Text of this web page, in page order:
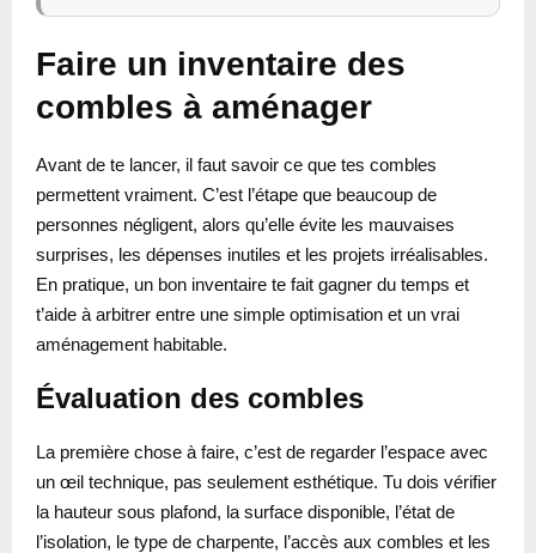
Faire un inventaire des
combles à aménager
Avant de te lancer, il faut savoir ce que tes combles
permettent vraiment. C’est l’étape que beaucoup de
personnes négligent, alors qu’elle évite les mauvaises
surprises, les dépenses inutiles et les projets irréalisables.
En pratique, un bon inventaire te fait gagner du temps et
t’aide à arbitrer entre une simple optimisation et un vrai
aménagement habitable.
Évaluation des combles
La première chose à faire, c’est de regarder l’espace avec
un œil technique, pas seulement esthétique. Tu dois vérifier
la hauteur sous plafond, la surface disponible, l’état de
l’isolation, le type de charpente, l’accès aux combles et les